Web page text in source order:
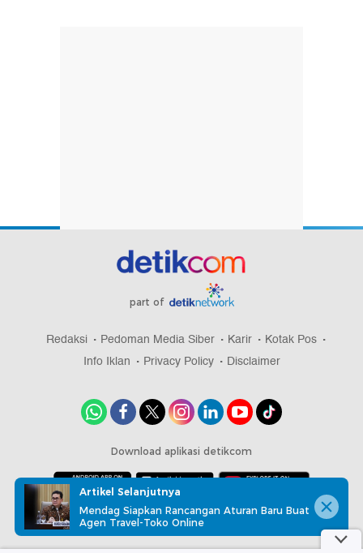
part of
Redaksi Pedoman Media Siber Karir
Kotak Pos
Info Iklan
Privacy Policy Disclaimer
Download aplikasi detikcom
Copyright @ 2026 detikcom, All right reserved
Artikel Selanjutnya
Mendag Siapkan Rancangan Aturan Baru Buat
Agen Travel-Toko Online